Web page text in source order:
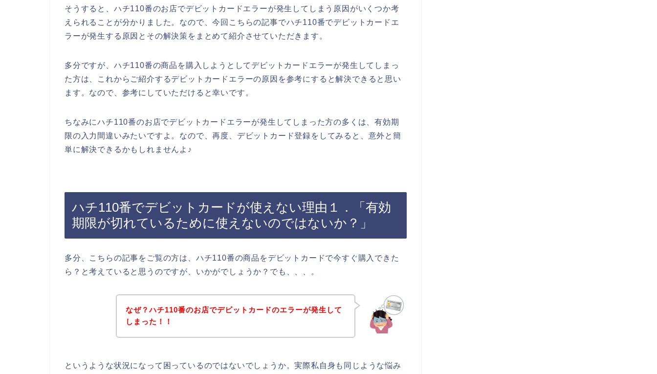
そうすると、ハチ110番のお店でデビットカードエラーが発生してしまう原因がいくつか考
えられることが分かりました。なので、今回こちらの記事でハチ110番でデビットカードエ
ラーが発生する原因とその解決策をまとめて紹介させていただきます。
多分ですが、ハチ110番の商品を購入しようとしてデビットカードエラーが発生してしまっ
た方は、これからご紹介するデビットカードエラーの原因を参考にすると解決できると思い
ます。なので、参考にしていただけると幸いです。
ちなみにハチ110番のお店でデビットカードエラーが発生してしまった方の多くは、有効期
限の入力間違いみたいですよ。なので、再度、デビットカード登録をしてみると、意外と簡
単に解決できるかもしれませんよ♪
ハチ110番でデビットカードが使えない理由１．「有効
期限が切れているために使えないのではないか？」
多分、こちらの記事をご覧の方は、ハチ110番の商品をデビットカードで今すぐ購入できた
ら？と考えていると思うのですが、いかがでしょうか？でも、、、。
なぜ？ハチ110番のお店でデビットカードのエラーが発生して
しまった！！
というような状況になって困っているのではないでしょうか。実際私自身も同じような悩み